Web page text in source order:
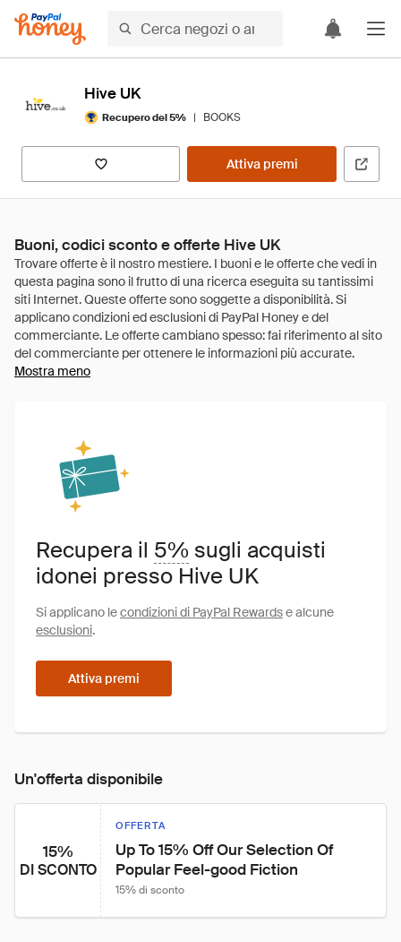
Hive UK
Recupero del 5% | BOOKS
Attiva premi
Buoni, codici sconto e offerte Hive UK
Mostra meno
Recupera il 5% sugli acquisti
idonei presso Hive UK
Si applicano lecondizioni di PayPal Rewardse alcune
esclusioni.
Attiva premi
Un'offerta disponibile
15%
DI SCONTO
OFFERTA
Up To 15% Off Our Selection Of
Popular Feel-good Fiction
15% di sconto